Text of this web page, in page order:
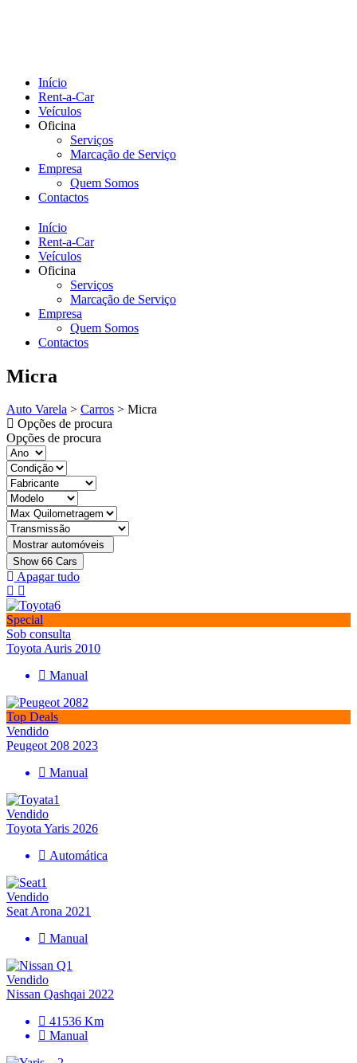
Início
Rent-a-Car
Veículos
Oficina
Serviços
Marcação de Serviço
Empresa
Quem Somos
Contactos
Início
Rent-a-Car
Veículos
Oficina
Serviços
Marcação de Serviço
Empresa
Quem Somos
Contactos
Micra
Auto Varela > Carros > Micra
Opções de procura
Opções de procura
Show 66 Cars
Apagar tudo
Special
Sob consulta
Toyota Auris 2010
Manual
Top Deals
Vendido
Peugeot 208 2023
Manual
Vendido
Toyota Yaris 2026
Automática
Vendido
Seat Arona 2021
Manual
Vendido
Nissan Qashqai 2022
41536 Km
Manual